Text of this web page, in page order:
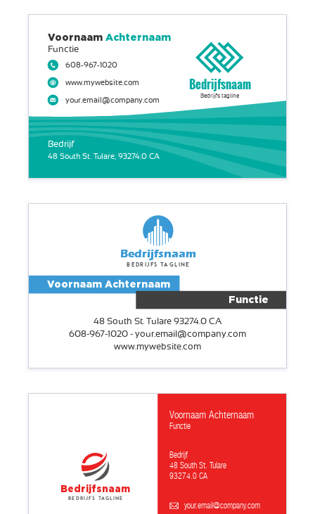
48 South St. Tulare, 93274.0 CA
Bedrijf
608-967-1020
www.mywebsite.com
your.email@company.com
Functie
Voornaam Achternaam
Bedrijfsnaam
Bedrijfs tagline
www.mywebsite.com
Functie
48 South St. Tulare 93274.0 CA
608-967-1020 - your.email@company.com
Voornaam Achternaam
Bedrijfsnaam
Bedrijfs tagline
Functie
Bedrijf
48 South St. Tulare
93274.0 CA
your.email@company.com
Voornaam Achternaam
Bedrijfsnaam
Bedrijfs tagline